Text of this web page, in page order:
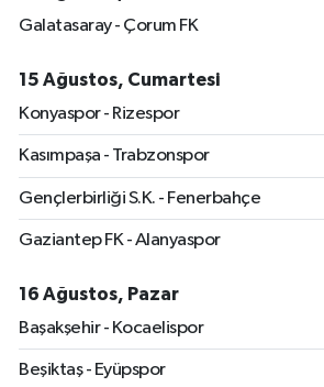
Galatasaray - Çorum FK
15 Ağustos, Cumartesi
Konyaspor - Rizespor
Kasımpaşa - Trabzonspor
Gençlerbirliği S.K. - Fenerbahçe
Gaziantep FK - Alanyaspor
16 Ağustos, Pazar
Başakşehir - Kocaelispor
Beşiktaş - Eyüpspor